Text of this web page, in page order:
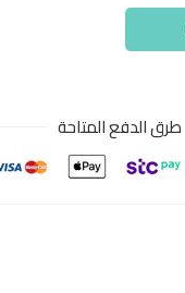
طرق الدفع المتاحة